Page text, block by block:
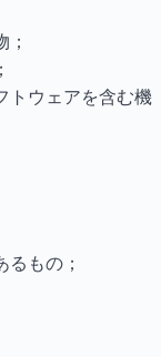
トウェアを含む機
もの；